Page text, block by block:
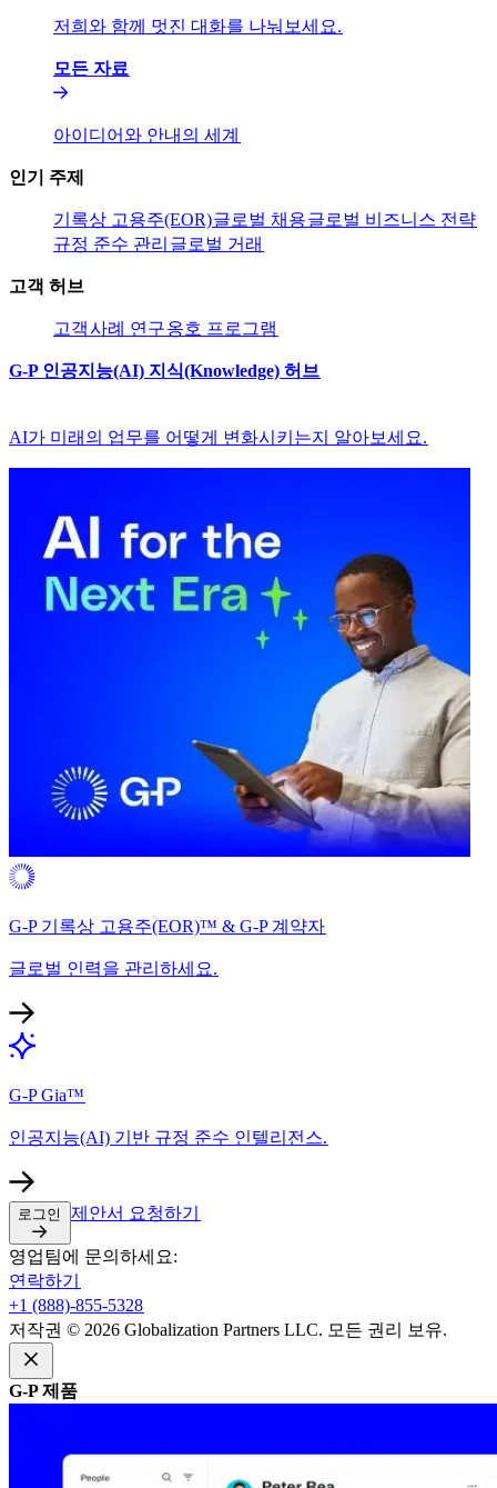
저희와 함께 멋진 대화를 나눠보세요.​​
모든 자료​​
아이디어와 안내의 세계​​
인기 주제​​
기록상 고용주(EOR)​​글로벌 채용​​글로벌 비즈니스 전략​​
규정 준수 관리​​ 글로벌 거래​​
고객 허브​​
고객​​사례 연구​​옹호 프로그램​​
G-P 인공지능(AI) 지식(Knowledge) 허브​​
AI가 미래의 업무를 어떻게 변화시키는지 알아보세요.​​
G-P 기록상 고용주(EOR)™ & G-P 계약자​​
글로벌 인력을 관리하세요.​​
G-P Gia™​​
인공지능(AI) 기반 규정 준수 인텔리전스.​​
로그인​​ 제안서 요청하기​​
영업팀에 문의하세요:​​
연락하기​​
+1 (888)-855-5328​​
저작권 © 2026 Globalization Partners LLC. 모든 권리 보유.​​
G-P 제품​​